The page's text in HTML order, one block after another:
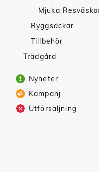
Mjuka
Ryggsäckar
Tillbehör
Trädgård
Nyheter
Kampanj
Utförsäljning